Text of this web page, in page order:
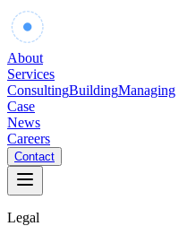
About
Services
ConsultingBuildingManaging
Case
News
Careers
Contact
Legal